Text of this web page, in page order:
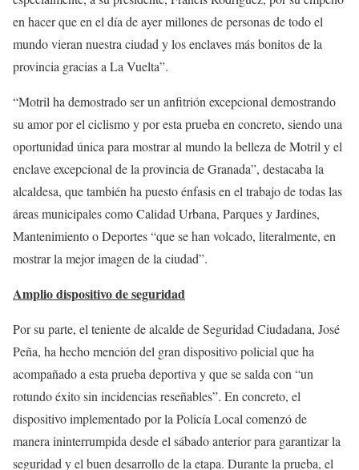
en hacer que en el día de ayer millones de personas de todo el
mundo vieran nuestra ciudad y los enclaves más bonitos de la
provincia gracias a La Vuelta”.
“Motril ha demostrado ser un anfitrión excepcional demostrando
su amor por el ciclismo y por esta prueba en concreto, siendo una
oportunidad única para mostrar al mundo la belleza de Motril y el
enclave excepcional de la provincia de Granada”, destacaba la
alcaldesa, que también ha puesto énfasis en el trabajo de todas las
áreas municipales como Calidad Urbana, Parques y Jardines,
Mantenimiento o Deportes “que se han volcado, literalmente, en
mostrar la mejor imagen de la ciudad”.
Amplio dispositivo de seguridad
Por su parte, el teniente de alcalde de Seguridad Ciudadana, José
Peña, ha hecho mención del gran dispositivo policial que ha
acompañado a esta prueba deportiva y que se salda con “un
rotundo éxito sin incidencias reseñables”. En concreto, el
dispositivo implementado por la Policía Local comenzó de
manera ininterrumpida desde el sábado anterior para garantizar la
seguridad y el buen desarrollo de la etapa. Durante la prueba, el